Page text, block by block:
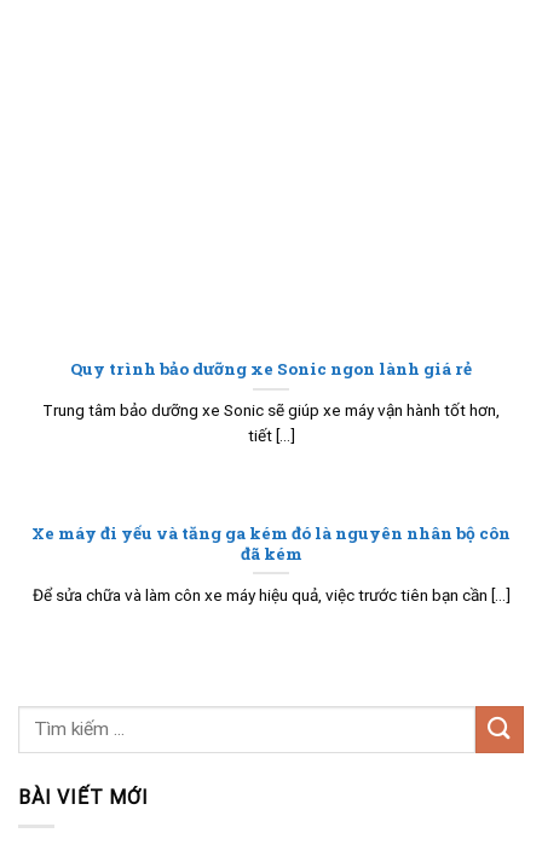
Quy trình bảo dưỡng xe Sonic ngon lành giá rẻ
Trung tâm bảo dưỡng xe Sonic sẽ giúp xe máy vận hành tốt hơn,
tiết [...]
Xe máy đi yếu và tăng ga kém đó là nguyên nhân bộ côn
đã kém
Để sửa chữa và làm côn xe máy hiệu quả, việc trước tiên bạn cần [...]
BÀI VIẾT MỚI